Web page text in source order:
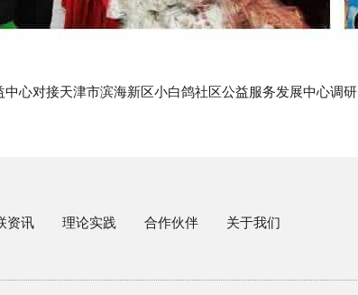
心对接天津市滨海新区小白鸽社区公益服务发展中心调研
资讯 理论实践 合作伙伴 关于我们